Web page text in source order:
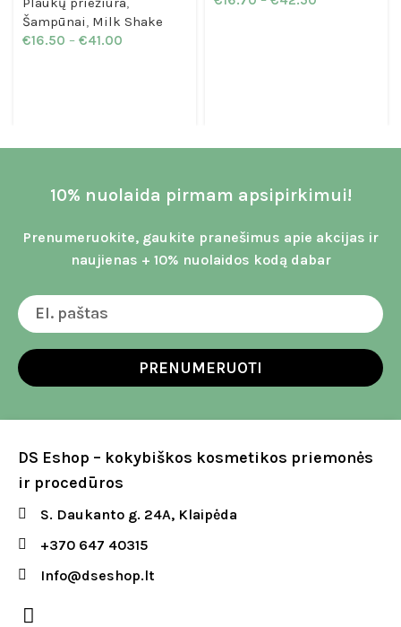
Šampūnai Milk Shake
€16.50 – €41.00
10% nuolaida pirmam apsipirkimui!
Prenumeruokite, gaukite pranešimus apie akcijas ir
naujienas + 10% nuolaidos kodą dabar
PRENUMERUOTI
DS Eshop – kokybiškos kosmetikos priemonės
ir procedūros
S. Daukanto g. 24A, Klaipėda
+370 647 40315
Info@dseshop.lt